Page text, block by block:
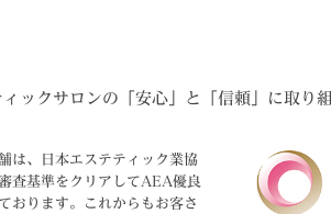
ックサロンの「安心」と「信頼」に取り組
は、日本エステティック業協
査基準をクリアしてAEA優良
おります。これからもお客さ